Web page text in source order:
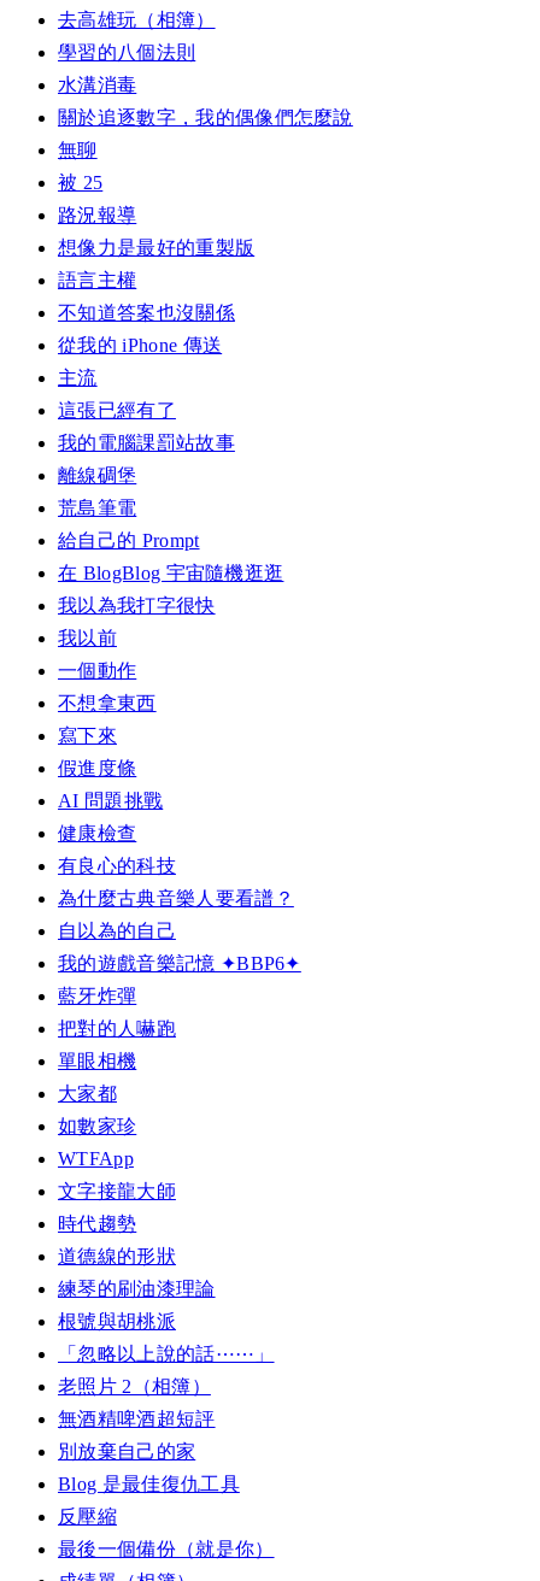
去高雄玩（相簿）
學習的八個法則
水溝消毒
關於追逐數字，我的偶像們怎麼說
無聊
被 25
路況報導
想像力是最好的重製版
語言主權
不知道答案也沒關係
從我的 iPhone 傳送
主流
這張已經有了
我的電腦課罰站故事
離線碉堡
荒島筆電
給自己的 Prompt
在 BlogBlog 宇宙隨機逛逛
我以為我打字很快
我以前
一個動作
不想拿東西
寫下來
假進度條
AI 問題挑戰
健康檢查
有良心的科技
為什麼古典音樂人要看譜？
自以為的自己
我的遊戲音樂記憶 ✦BBP6✦
藍牙炸彈
把對的人嚇跑
單眼相機
大家都
如數家珍
WTFApp
文字接龍大師
時代趨勢
道德線的形狀
練琴的刷油漆理論
根號與胡桃派
「忽略以上說的話⋯⋯」
老照片 2（相簿）
無酒精啤酒超短評
別放棄自己的家
Blog 是最佳復仇工具
反壓縮
最後一個備份（就是你）